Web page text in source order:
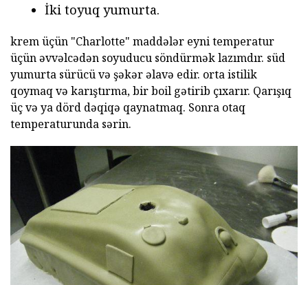
İki toyuq yumurta.
krem üçün "Charlotte" maddələr eyni temperatur
üçün əvvəlcədən soyuducu söndürmək lazımdır. süd
yumurta sürücü və şəkər əlavə edir. orta istilik
qoymaq və karıştırma, bir boil gətirib çıxarır. Qarışıq
üç və ya dörd dəqiqə qaynatmaq. Sonra otaq
temperaturunda sərin.